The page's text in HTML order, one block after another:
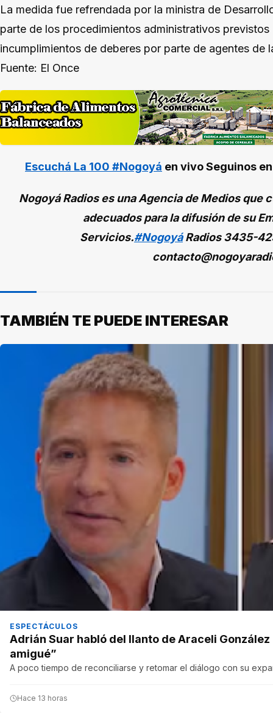
La medida fue refrendada por la ministra de
parte de los procedimientos administrativos
incumplimientos de deberes por parte de agentes de
Fuente: El Once
Escuchá La 100 #Nogoyá en vivoSeguinos
Nogoyá Radios es una Agencia de Medios
adecuados para la difusión de su
Servicios.#NogoyáRadios3435-
TAMBIÉN TE PUEDE INTERESAR
ESPECTÁCULOS
Adrián Suar habló del llanto de Araceli
amigué”
A poco tiempo de reconciliarse y retomar el diálogo con su
Hace 13 horas